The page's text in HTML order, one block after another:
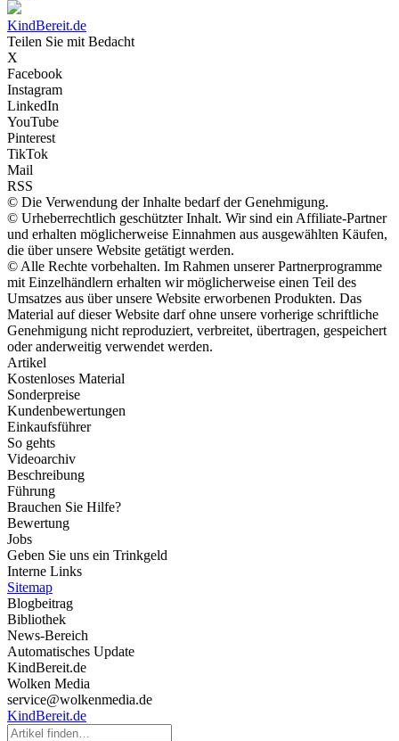
KindBereit.de
Teilen Sie mit Bedacht
X
Facebook
Instagram
LinkedIn
YouTube
Pinterest
TikTok
Mail
RSS
© Die Verwendung der Inhalte bedarf der Genehmigung.
© Urheberrechtlich geschützter Inhalt. Wir sind ein Affiliate-Partner
und erhalten möglicherweise Einnahmen aus ausgewählten Käufen,
die über unsere Website getätigt werden.
© Alle Rechte vorbehalten. Im Rahmen unserer Partnerprogramme
mit Einzelhändlern erhalten wir möglicherweise einen Teil des
Umsatzes aus über unsere Website erworbenen Produkten. Das
Material auf dieser Website darf ohne unsere vorherige schriftliche
Genehmigung nicht reproduziert, verbreitet, übertragen, gespeichert
oder anderweitig verwendet werden.
Artikel
Kostenloses Material
Sonderpreise
Kundenbewertungen
Einkaufsführer
So gehts
Videoarchiv
Beschreibung
Führung
Brauchen Sie Hilfe?
Bewertung
Jobs
Geben Sie uns ein Trinkgeld
Interne Links
Sitemap
Blogbeitrag
Bibliothek
News-Bereich
Automatisches Update
KindBereit.de
Wolken Media
service@wolkenmedia.de
KindBereit.de